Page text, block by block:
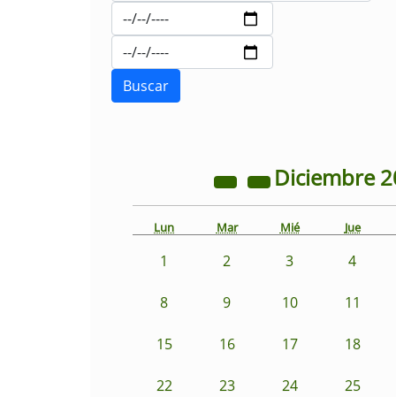
Diciembre
Lun Mar Mié Jue
1 2 3 4
8 9 10 11
15 16 17 18
22 23 24 25